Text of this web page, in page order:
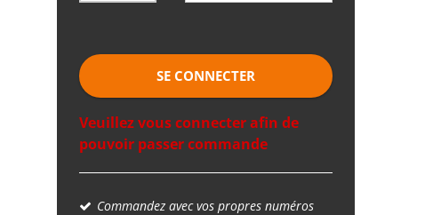
SE CONNECTER
Veuillez vous connecter afin de
pouvoir passer commande
Commandez avec vos propres numéros